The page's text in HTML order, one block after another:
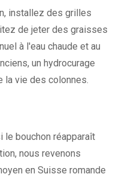
installez des grilles
de jeter des graisses
à l'eau chaude et au
un hydrocurage
la vie des colonnes.
le bouchon réapparaît
nous revenons
en Suisse romande